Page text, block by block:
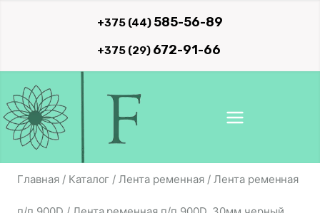
+375 (44) 585-56-89
+375 (29) 672-91-66
Главная / Каталог / Лента ременная / Лента ременная